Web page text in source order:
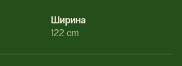
Ширина
122 cm